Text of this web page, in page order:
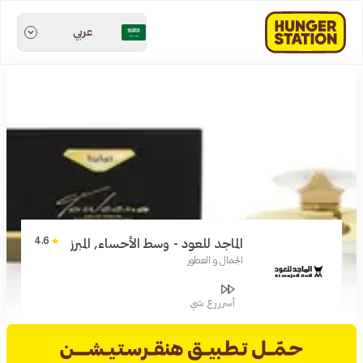
عربي
الماجد للعود - وسط الأحساء, المبرز
الجمال و العطور
4.6
أسرررع شي